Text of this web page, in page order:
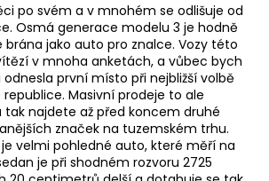
po svém a v mnohém se odlišuje od
Osmá generace modelu 3 je hodně
brána jako auto pro znalce. Vozy této
v mnoha anketách, a vůbec bych
odnesla první místo při nejbližší volbě
Masivní prodeje to ale
tak najdete až před koncem druhé
značek na tuzemském trhu.
velmi pohledné auto, které měří na
je při shodném rozvoru 2725